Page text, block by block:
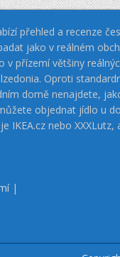
přehled a recenze
jako v reálném
v přízemí většiny
Oproti
domě nenajdete,
objednat jídlo u
nebo
|